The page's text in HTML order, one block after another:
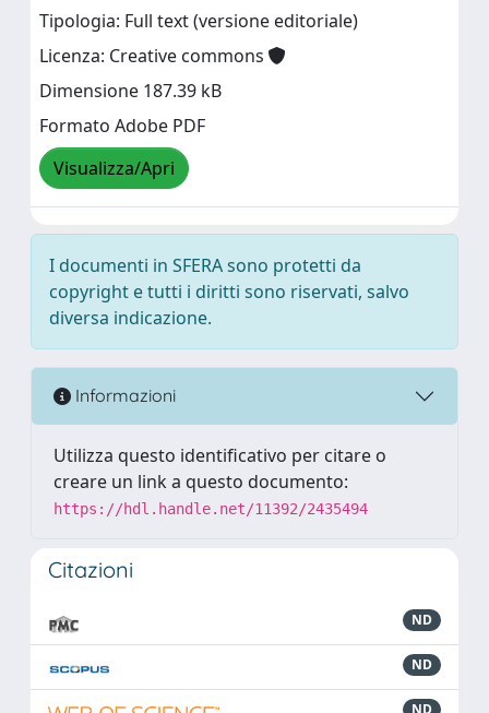
Tipologia: Full text (versione editoriale)
Licenza: Creative commons
Dimensione 187.39 kB
Formato Adobe PDF
Visualizza/Apri
I documenti in SFERA sono protetti da
copyright e tutti i diritti sono riservati, salvo
diversa indicazione.
Informazioni
Utilizza questo identificativo per citare o
creare un link a questo documento:
https://hdl.handle.net/11392/2435494
Citazioni
ND
ND
ND